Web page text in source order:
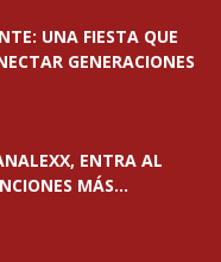
UNA FIESTA QUE
GENERACIONES
ENTRA AL
MÁS...